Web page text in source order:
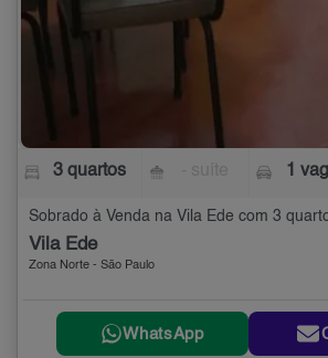
3 quartos 1
Sobrado à Venda na Vila Ede com 3
Vila Ede
Zona Norte - São Paulo
WhatsApp